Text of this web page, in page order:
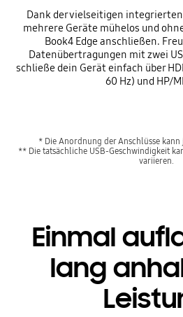
Dank der vielseitigen
mehrere Geräte mühelos und
Book4 Edge anschließen.
Datenübertragungen mit zwei
schließe dein Gerät einfach über
60 Hz) und HP/
* Die Anordnung der Anschlüsse
** Die tatsächliche USB-Geschwindigkeit
variieren.
Einmal
lang